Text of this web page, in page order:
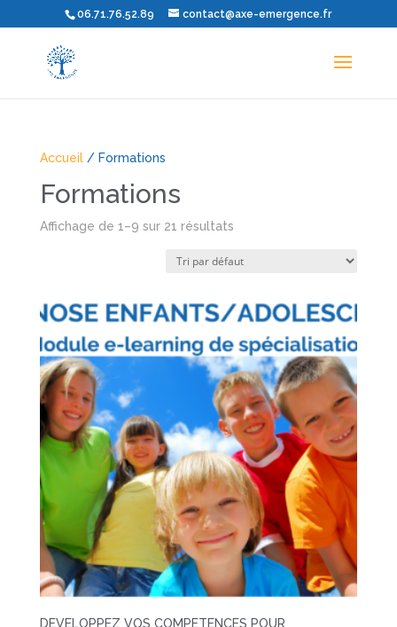
06.71.76.52.89 contact@axe-emergence.fr
Accueil/ Formations
Formations
Affichage de 1–9 sur 21 résultats
DEVELOPPEZ VOS COMPETENCES POUR